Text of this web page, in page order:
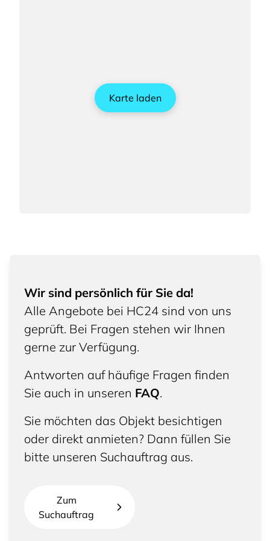
Karte laden
Wir sind persönlich für Sie da!
Alle Angebote bei HC24 sind von uns
geprüft. Bei Fragen stehen wir Ihnen
gerne zur Verfügung.
Antworten auf häufige Fragen finden
Sie auch in unseren FAQ.
Sie möchten das Objekt besichtigen
oder direkt anmieten? Dann füllen Sie
bitte unseren Suchauftrag aus.
Zum
Suchauftrag